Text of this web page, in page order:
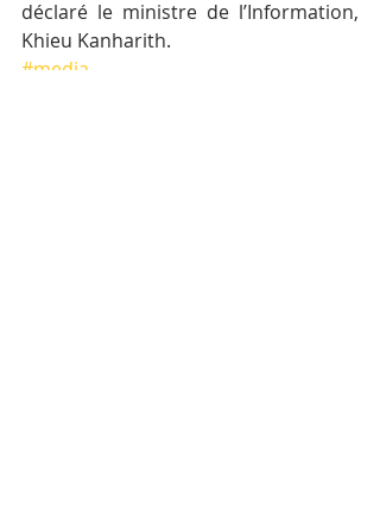
déclaré le ministre de l’Information,
Khieu Kanharith.
#media